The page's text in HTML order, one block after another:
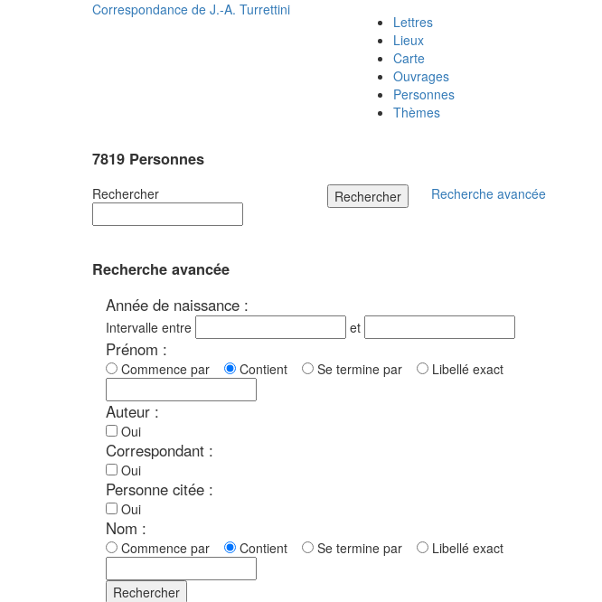
Correspondance de J.-A. Turrettini
Lettres
Lieux
Carte
Ouvrages
Personnes
Thèmes
7819 Personnes
Rechercher Rechercher Recherche avancée
Recherche avancée
Année de naissance :
Intervalle entre et
Prénom :
Commence par Contient Se termine par Libellé exact
Auteur :
Oui
Correspondant :
Oui
Personne citée :
Oui
Nom :
Commence par Contient Se termine par Libellé exact
Rechercher